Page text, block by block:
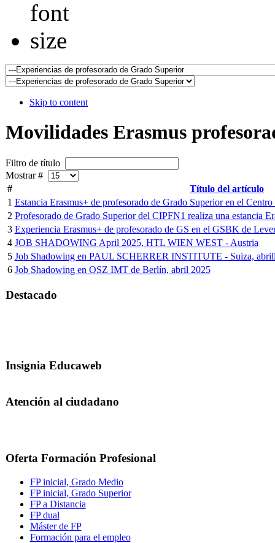
Skip to content
Movilidades Erasmus
Filtro de título
Mostrar #
#
Título del artículo
1 Estancia Erasmus+ de profesorado de Grado Superior en el
2 Profesorado de Grado Superior del CIPFN1 realiza una estancia
3 Experiencia Erasmus+ de profesorado de GS en el GSBK de
4 JOB SHADOWING April 2025, HTL WIEN WEST - Austria
5 Job Shadowing en PAUL SCHERRER INSTITUTE - Suiza,
6 Job Shadowing en OSZ IMT de Berlín, abril 2025
Destacado
Insignia Educaweb
Atención al ciudadano
Oferta Formación Profesional
FP inicial, Grado Medio
FP inicial, Grado Superior
FP a Distancia
FP dual
Máster de FP
Formación para el empleo